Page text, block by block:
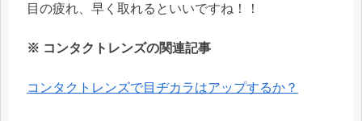
目の疲れ、早く取れるといいですね！！
※ コンタクトレンズの関連記事
コンタクトレンズで目ヂカラはアップするか？